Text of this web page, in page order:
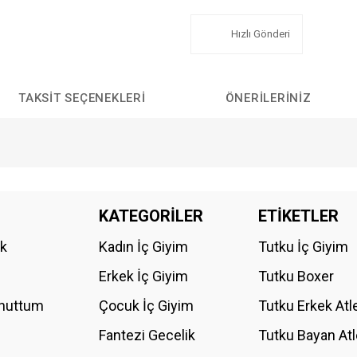
Hızlı Gönderi
TAKSIT SEÇENEKLERI ÖNERILERINIZ
Bu ürüne ilk yorumu siz yapın!
KATEGORİLER
Kadın İç Giyim
Erkek İç Giyim
Çocuk İç Giyim
Fantezi Gecelik
ETİKETLER
Tutku İç Giyim
Tutku Boxer
Tutku Erkek
Tutku Bayan